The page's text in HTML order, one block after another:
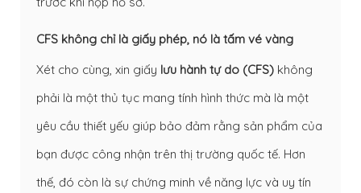
CFS không chỉ là giấy phép, nó là tấm vé vàng
Xét cho cùng, xin giấy lưu hành tự do (CFS) không
phải là một thủ tục mang tính hình thức mà là một
yêu cầu thiết yếu giúp bảo đảm rằng sản phẩm của
bạn được công nhận trên thị trường quốc tế. Hơn
thế, đó còn là sự chứng minh về năng lực và uy tín